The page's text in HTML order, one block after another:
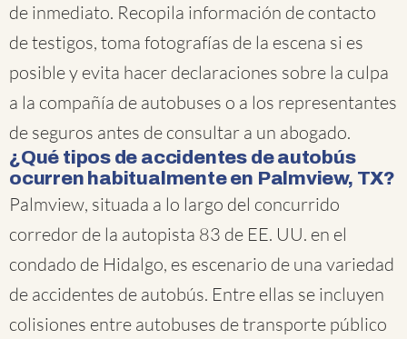
de inmediato. Recopila información de contacto
de testigos, toma fotografías de la escena si es
posible y evita hacer declaraciones sobre la culpa
a la compañía de autobuses o a los representantes
de seguros antes de consultar a un abogado.
¿Qué tipos de accidentes de autobús
ocurren habitualmente en Palmview, TX?
Palmview, situada a lo largo del concurrido
corredor de la autopista 83 de EE. UU. en el
condado de Hidalgo, es escenario de una variedad
de accidentes de autobús. Entre ellas se incluyen
colisiones entre autobuses de transporte público